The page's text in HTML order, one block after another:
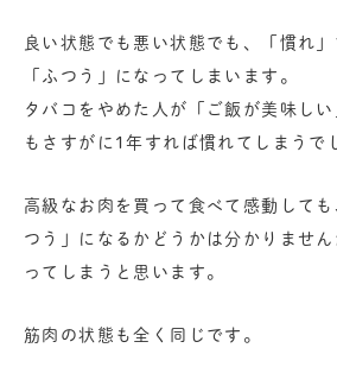
良い状態でも悪い状態でも、「慣れ
「ふつう」になってしまいます。
タバコをやめた人が「ご飯が美味し
もさすがに1年すれば慣れてしまうで
高級なお肉を買って食べて感動して
つう」になるかどうかは分かりませ
ってしまうと思います。
筋肉の状態も全く同じです。